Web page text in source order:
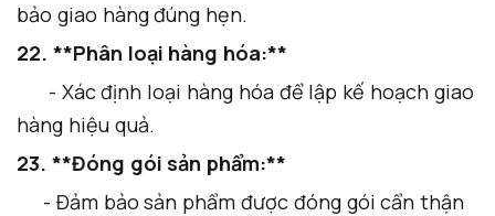
bảo giao hàng đúng hẹn.
22. **Phân loại hàng hóa:**
- Xác định loại hàng hóa để lập kế hoạch giao
hàng hiệu quả.
23. **Đóng gói sản phẩm:**
- Đảm bảo sản phẩm được đóng gói cẩn thận